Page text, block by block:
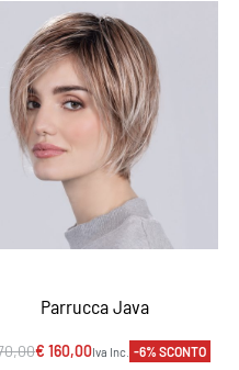
Parrucca Java
€ 160,00Iva Inc. -6% SCONTO